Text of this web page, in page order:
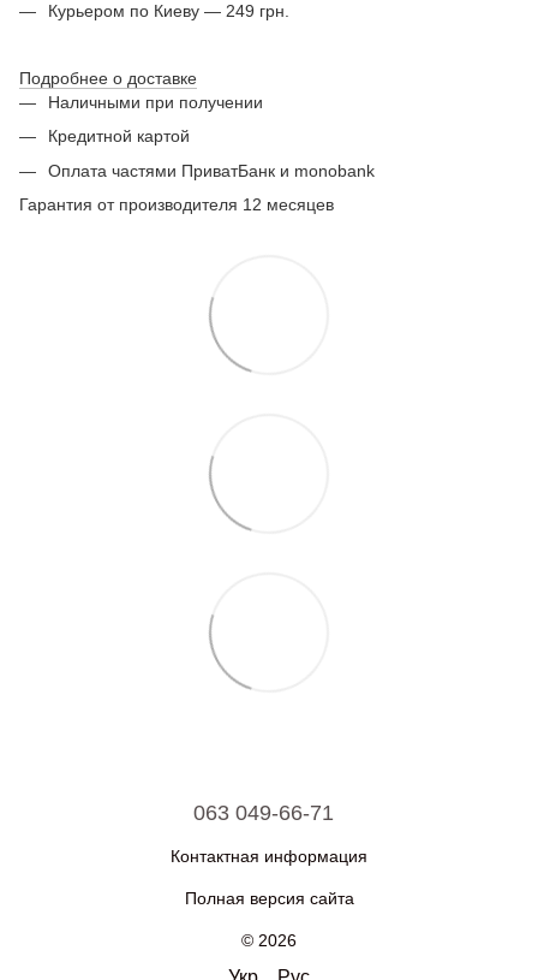
Курьером по Киеву — 249 грн.
Подробнее о доставке
Наличными при получении
Кредитной картой
Оплата частями ПриватБанк и monobank
Гарантия от производителя 12 месяцев
063 049-66-71
Контактная информация
Полная версия сайта
© 2026